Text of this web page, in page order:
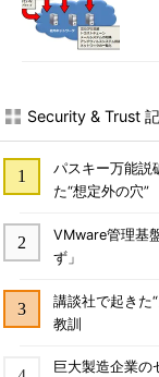
Security & Trust
パスキー万能
た“想定外の穴”
VMware管理基
ず」
講談社で起きた
教訓
巨大製造企業